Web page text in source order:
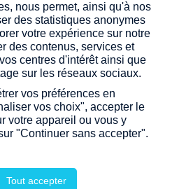
nous permet, ainsi qu'à nos
des statistiques anonymes
votre expérience sur notre
des contenus, services et
centres d'intérêt ainsi que
sur les réseaux sociaux.
vos préférences en
vos choix", accepter le
votre appareil ou vous y
"Continuer sans accepter".
Tout accepter